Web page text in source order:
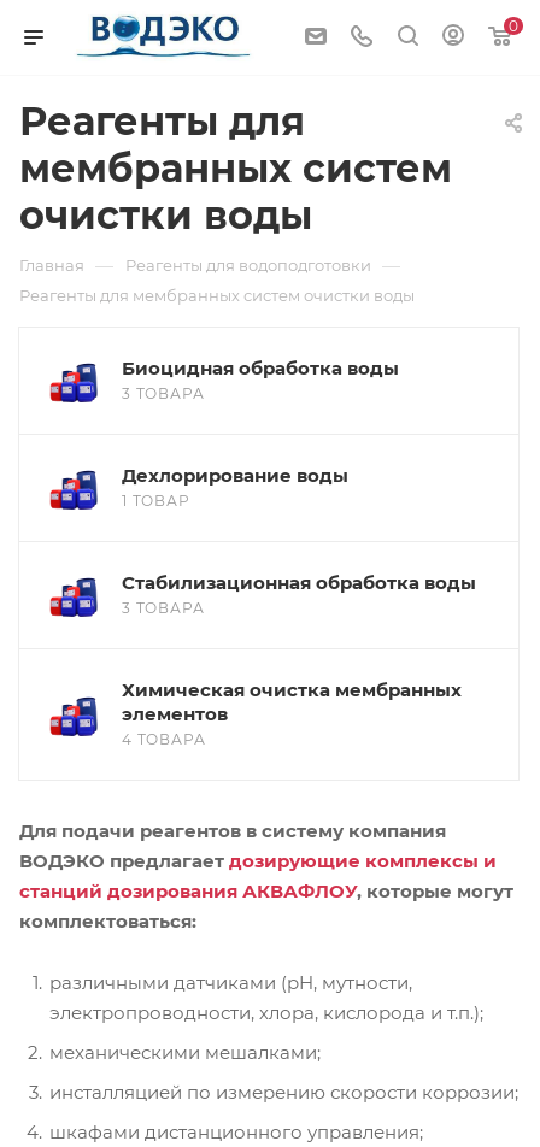
0
Реагенты для
мембранных систем
очистки воды
Главная — Реагенты для водоподготовки —
Реагенты для мембранных систем очистки воды
Биоцидная обработка воды
3 ТОВАРА
Дехлорирование воды
1 ТОВАР
Стабилизационная обработка воды
3 ТОВАРА
Химическая очистка мембранных
элементов
4 ТОВАРА
Для подачи реагентов в систему компания
ВОДЭКО предлагает дозирующие комплексы и
станций дозирования АКВАФЛОУ, которые могут
комплектоваться:
различными датчиками (pH, мутности,
электропроводности, хлора, кислорода и т.п.);
механическими мешалками;
инсталляцией по измерению скорости коррозии;
шкафами дистанционного управления;